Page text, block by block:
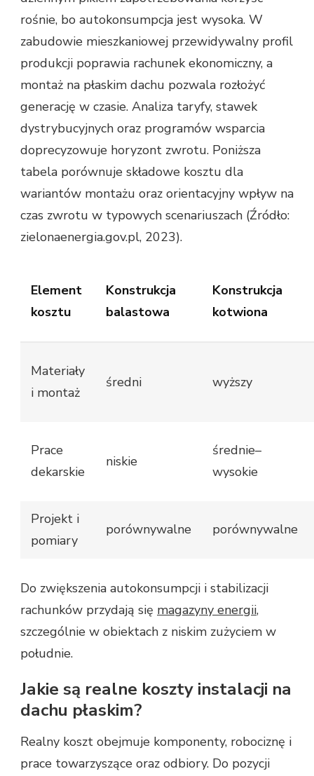
rośnie, bo autokonsumpcja jest wysoka. W
zabudowie mieszkaniowej przewidywalny profil
produkcji poprawia rachunek ekonomiczny, a
montaż na płaskim dachu pozwala rozłożyć
generację w czasie. Analiza taryfy, stawek
dystrybucyjnych oraz programów wsparcia
doprecyzowuje horyzont zwrotu. Poniższa
tabela porównuje składowe kosztu dla
wariantów montażu oraz orientacyjny wpływ na
czas zwrotu w typowych scenariuszach (Źródło:
zielonaenergia.gov.pl, 2023).
Element
kosztu
Konstrukcja
balastowa
Konstrukcja
kotwiona
Materiały
i montaż
średni wyższy
Prace
dekarskie
niskie
średnie–
wysokie
Projekt i
pomiary
porównywalne porównywalne
Do zwiększenia autokonsumpcji i stabilizacji
rachunków przydają się magazyny energii,
szczególnie w obiektach z niskim zużyciem w
południe.
Jakie są realne koszty instalacji na
dachu płaskim?
Realny koszt obejmuje komponenty, robociznę i
prace towarzyszące oraz odbiory. Do pozycji